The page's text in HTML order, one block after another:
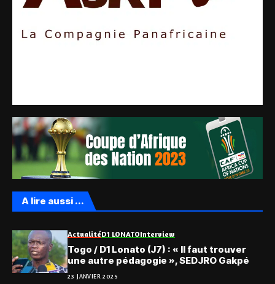
A lire aussi ...
ActualitéD1 LONATOInterview
Togo / D1 Lonato (J7) : « Il faut trouver
une autre pédagogie », SEDJRO Gakpé
23 JANVIER 2025